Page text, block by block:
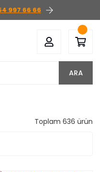
997 66 66
ARA
Toplam 636 ürün